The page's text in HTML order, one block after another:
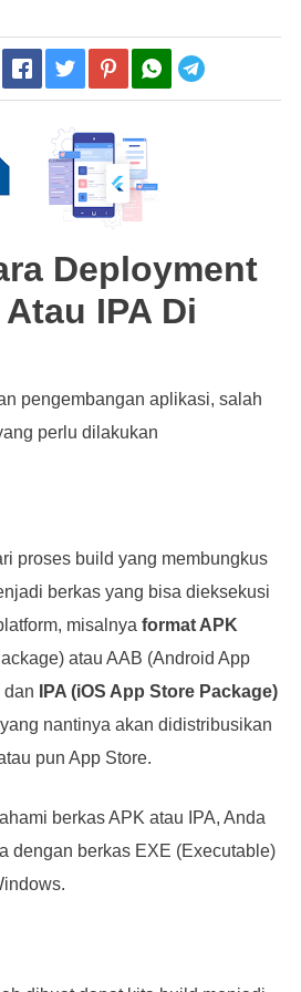
Deployment
IPA Di
pengembangan aplikasi, salah
perlu dilakukan
proses build yang membungkus
berkas yang bisa dieksekusi
misalnya format APK
atau AAB (Android App
dan
IPA (iOS App Store Package)
nantinya akan didistribusikan
pun App Store.
berkas APK atau IPA, Anda
dengan berkas EXE (Executable)